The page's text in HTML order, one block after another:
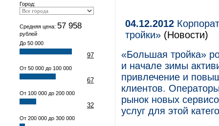
Город:
Средняя цена: 57 958
рублей
До 50 000
97
От 50 000 до 100 000
67
От 100 000 до 200 000
32
От 200 000 до 300 000
04.12.2012
тройки» (Новости)
«Большая тройка»
и начале зимы
привлечение и
клиентов.
рынок новых
услуг для этой